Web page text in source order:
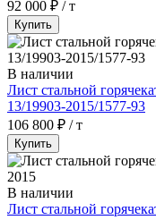
92 000 ₽ / т
Купить
В наличии
Лист стальной
13/19903-2015/1577-93
106 800 ₽ / т
Купить
В наличии
Лист стальной